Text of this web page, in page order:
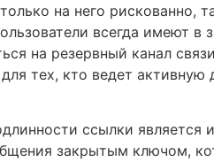
на него рискованно,
всегда имеют в
на резервный канал
тех, кто ведет
ссылки является
закрытым ключом,